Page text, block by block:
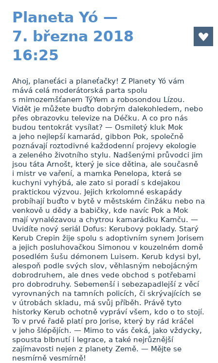
Planeta Yó —
7. března 2018
16:25
Ahoj, planeťáci a planeťačky! Z Planety Yó vám
mává celá moderátorská parta spolu
s mimozemšťanem TýYem a robosondou Lízou.
Vidět je můžete buďto dobrým dalekohledem, nebo
přes obrazovku televize na Déčku. A co pro nás
budou tentokrát vysílat? — Osmiletý kluk Mok
a jeho nejlepší kamarád, gibbon Pok, společně
poznávají roztodivné každodenní projevy ekologie
a zeleného životního stylu. Nadšenými průvodci jim
jsou táta Arnošt, který je sice dětina, ale současně
i mistr ve vaření, a mamka Penelopa, která se
kuchyni vyhýbá, ale zato si poradí s kdejakou
praktickou výzvou. Jejich krkolomné eskapády
probíhají buďto v bytě v městském činžáku nebo na
venkově u dědy a babičky, kde navíc Pok a Mok
mají vynalézavou a chytrou kamarádku Kamču. —
Uvidíte nový seriál Dofus: Kerubovy poklady. Starý
Kerub Crepin žije spolu s adoptivním synem Jorisem
a jejich posluhovačkou Simonou v kouzelném domě
posedlém šušu démonem Luisem. Kerub kdysi byl,
alespoň podle svých slov, věhlasným nebojácným
dobrodruhem, ale dnes vede obchod s potřebami
pro dobrodruhy. Sebemenší i sebezapadlejší z věcí
vyrovnaných na tamních policích, či skrývajících se
v útrobách skladu, má svůj příběh. Právě tyto
historky Kerub ochotně vypráví všem, kdo o to stojí.
To v prvé řadě platí pro Jorise, který by rád kráčel
v jeho šlépějích. — Mimo to vás čeká, jako vždycky,
spousta blbnutí i legrace, a také nejrůznější
zajímavosti nejen z planety Země. — Mějte se
nesmírně vesmírně!